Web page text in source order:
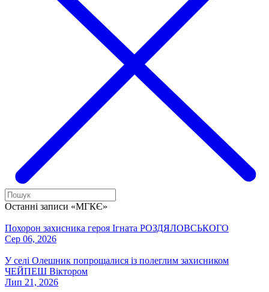
Останні записи «МГКЄ»
Похорон захисника героя Ігната РОЗДЯЛОВСЬКОГО
Сер 06, 2026
У селі Олешник попрощалися із полеглим захисником
ЧЕЙПЕШ Віктором
Лип 21, 2026